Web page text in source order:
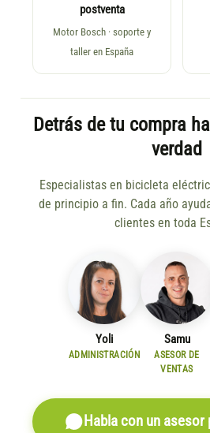
postventa
Motor Bosch · soporte y
taller en España
Detrás de tu compra
verdad
Especialistas en bicicleta
de principio a fin. Cada año
clientes en toda
Yoli
ADMINISTRACIÓN
Samu
ASESOR DE
VENTAS
Habla con un asesor